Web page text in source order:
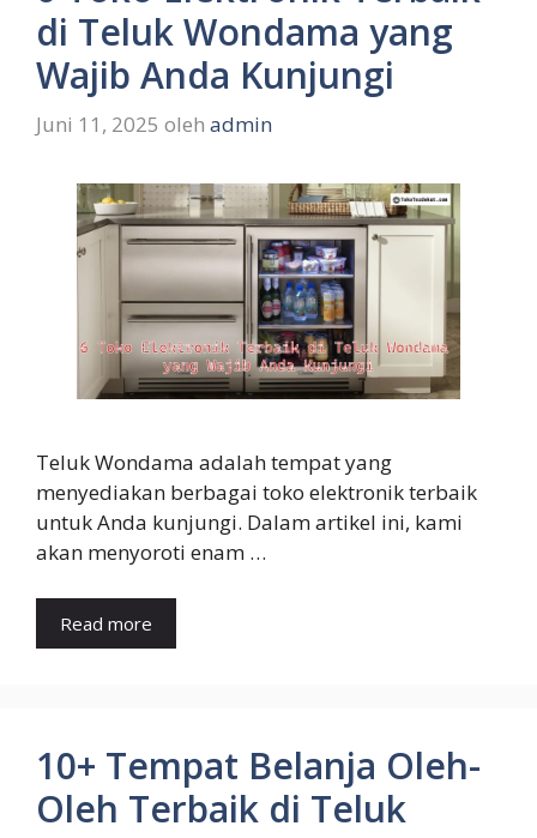
di Teluk Wondama yang
Wajib Anda Kunjungi
Juni 11, 2025 oleh admin
Teluk Wondama adalah tempat yang
menyediakan berbagai toko elektronik terbaik
untuk Anda kunjungi. Dalam artikel ini, kami
akan menyoroti enam …
Read more
10+ Tempat Belanja Oleh-
Oleh Terbaik di Teluk